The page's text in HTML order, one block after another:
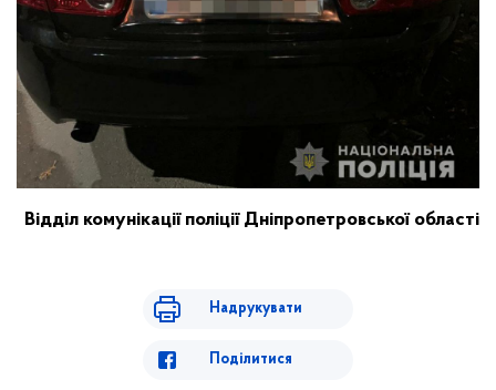
Відділ комунікації поліції Дніпропетровської області
Надрукувати
Поділитися